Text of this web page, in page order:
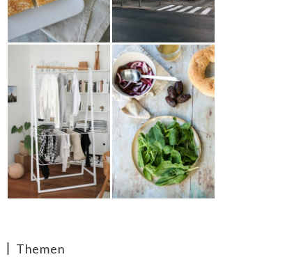
Themen